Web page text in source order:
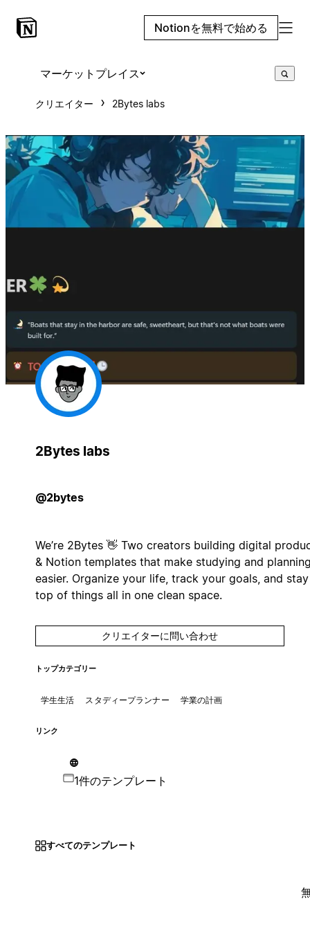
Notionを無料で始める
マーケットプレイス
クリエイター 2Bytes labs
2Bytes labs
@2bytes
We’re 2Bytes 👋 Two creators building digital
& Notion templates that make studying and
easier. Organize your life, track your goals, and
top of things all in one clean space.
クリエイターに問い合わせ
トップカテゴリー
学生生活 スタディープランナー 学業の計画
リンク
1件のテンプレート
すべてのテンプレート